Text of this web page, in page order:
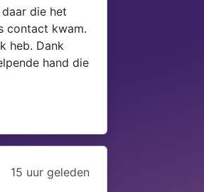
die het
contact kwam.
heb. Dank
hand die
15 uur geleden